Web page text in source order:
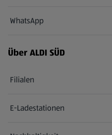
WhatsApp
Über ALDI SÜD
Filialen
E-Ladestationen